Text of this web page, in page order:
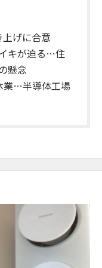
げに合意
キが迫る…住
懸念
業…半導体工場